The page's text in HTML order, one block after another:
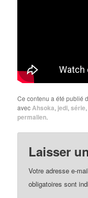
Ce contenu a été publié
avecAhsoka, jedi,série
permalien.
Laisser
Votre adresse e-
obligatoires sont